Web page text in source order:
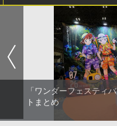
「ワンダーフェスティ
トまとめ